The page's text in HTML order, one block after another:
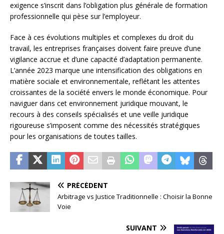
exigence s’inscrit dans l’obligation plus générale de formation
professionnelle qui pèse sur l’employeur.
Face à ces évolutions multiples et complexes du droit du
travail, les entreprises françaises doivent faire preuve d’une
vigilance accrue et d’une capacité d’adaptation permanente.
L’année 2023 marque une intensification des obligations en
matière sociale et environnementale, reflétant les attentes
croissantes de la société envers le monde économique. Pour
naviguer dans cet environnement juridique mouvant, le
recours à des conseils spécialisés et une veille juridique
rigoureuse s’imposent comme des nécessités stratégiques
pour les organisations de toutes tailles.
PRÉCÉDENT
Arbitrage vs Justice Traditionnelle : Choisir la Bonne
Voie
SUIVANT